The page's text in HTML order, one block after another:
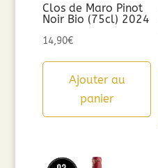
Clos de Maro Pinot
Noir Bio (75cl) 2024
14,90€
Ajouter au
panier